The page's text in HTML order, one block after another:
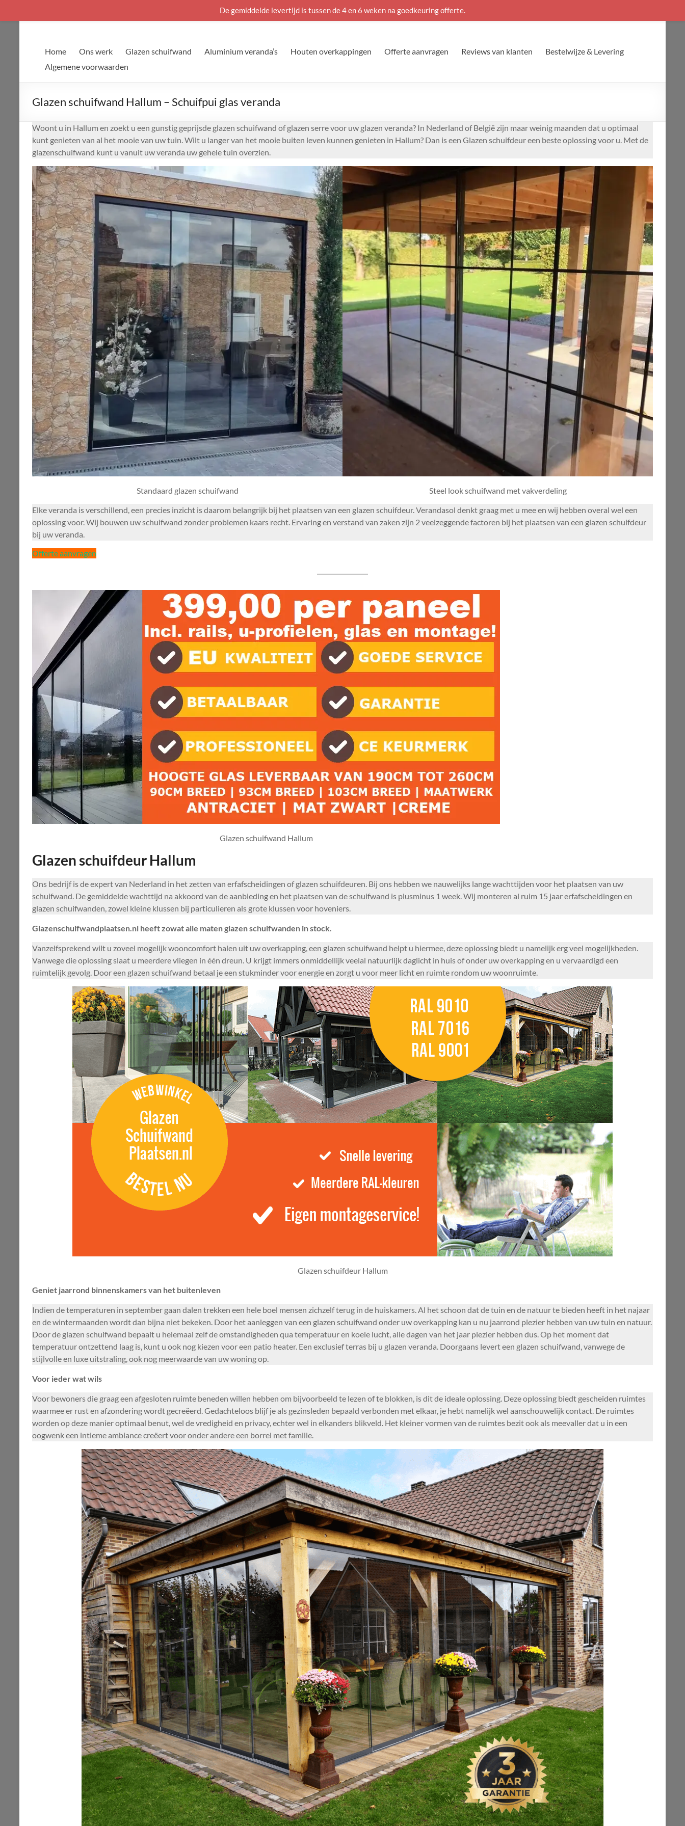
Home Ons werk Glazen schuifwand Aluminium veranda’s Houten overkappingen Offerte aanvragen Reviews van klanten
Bestelwijze & Levering
Algemene voorwaarden
Glazen schuifwand Hallum – Schuifpui glas veranda
Woont u in Hallum en zoekt u een gunstig geprijsde glazen schuifwand of glazen serre voor uw glazen veranda? In Nederland of België zijn maar weinig maanden dat u optimaal
kunt genieten van al het mooie van uw tuin. Wilt u langer van het mooie buiten leven kunnen genieten in Hallum? Dan is een Glazen schuifdeur een beste oplossing voor u. Met de
glazenschuifwand kunt u vanuit uw veranda uw gehele tuin overzien.
Standaard glazen schuifwand
Steel look schuifwand met vakverdeling
Elke veranda is verschillend, een precies inzicht is daarom belangrijk bij het plaatsen van een glazen schuifdeur. Verandasol denkt graag met u mee en wij hebben overal wel een
oplossing voor. Wij bouwen uw schuifwand zonder problemen kaars recht. Ervaring en verstand van zaken zijn 2 veelzeggende factoren bij het plaatsen van een glazen schuifdeur
bij uw veranda.
Offerte aanvragen
Glazen schuifwand Hallum
Glazen schuifdeur Hallum
Ons bedrijf is de expert van Nederland in het zetten van erfafscheidingen of glazen schuifdeuren. Bij ons hebben we nauwelijks lange wachttijden voor het plaatsen van uw
schuifwand. De gemiddelde wachttijd na akkoord van de aanbieding en het plaatsen van de schuifwand is plusminus 1 week. Wij monteren al ruim 15 jaar erfafscheidingen en
glazen schuifwanden, zowel kleine klussen bij particulieren als grote klussen voor hoveniers.
Glazenschuifwandplaatsen.nl heeft zowat alle maten glazen schuifwanden in stock.
Vanzelfsprekend wilt u zoveel mogelijk wooncomfort halen uit uw overkapping, een glazen schuifwand helpt u hiermee, deze oplossing biedt u namelijk erg veel mogelijkheden.
Vanwege die oplossing slaat u meerdere vliegen in één dreun. U krijgt immers onmiddellijk veelal natuurlijk daglicht in huis of onder uw overkapping en u vervaardigd een
ruimtelijk gevolg. Door een glazen schuifwand betaal je een stukminder voor energie en zorgt u voor meer licht en ruimte rondom uw woonruimte.
Glazen schuifdeur Hallum
Geniet jaarrond binnenskamers van het buitenleven
Indien de temperaturen in september gaan dalen trekken een hele boel mensen zichzelf terug in de huiskamers. Al het schoon dat de tuin en de natuur te bieden heeft in het najaar
en de wintermaanden wordt dan bijna niet bekeken. Door het aanleggen van een glazen schuifwand onder uw overkapping kan u nu jaarrond plezier hebben van uw tuin en natuur.
Door de glazen schuifwand bepaalt u helemaal zelf de omstandigheden qua temperatuur en koele lucht, alle dagen van het jaar plezier hebben dus. Op het moment dat
temperatuur ontzettend laag is, kunt u ook nog kiezen voor een patio heater. Een exclusief terras bij u glazen veranda. Doorgaans levert een glazen schuifwand, vanwege de
stijlvolle en luxe uitstraling, ook nog meerwaarde van uw woning op.
Voor ieder wat wils
Voor bewoners die graag een afgesloten ruimte beneden willen hebben om bijvoorbeeld te lezen of te blokken, is dit de ideale oplossing. Deze oplossing biedt gescheiden ruimtes
waarmee er rust en afzondering wordt gecreëerd. Gedachteloos blijf je als gezinsleden bepaald verbonden met elkaar, je hebt namelijk wel aanschouwelijk contact. De ruimtes
worden op deze manier optimaal benut, wel de vredigheid en privacy, echter wel in elkanders blikveld. Het kleiner vormen van de ruimtes bezit ook als meevaller dat u in een
oogwenk een intieme ambiance creëert voor onder andere een borrel met familie.
De gemiddelde levertijd is tussen de 4 en 6 weken na goedkeuring offerte.